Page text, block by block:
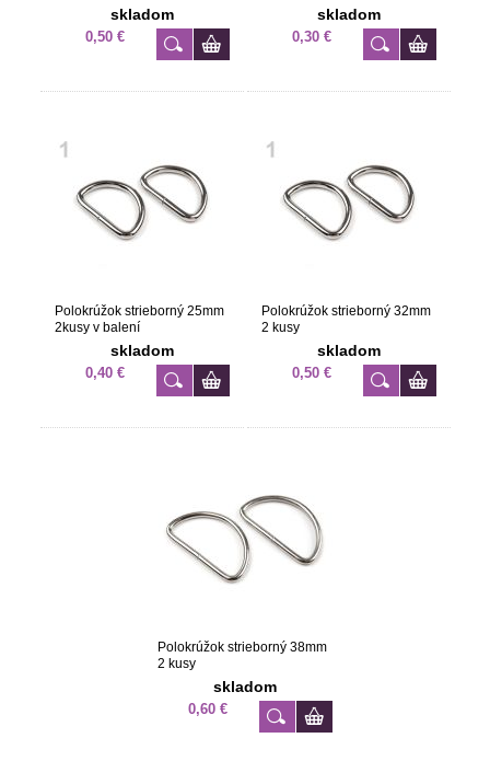
skladom
0,50 €
skladom
0,30 €
Polokrúžok strieborný 25mm
2kusy v balení
skladom
0,40 €
Polokrúžok strieborný 32mm
2 kusy
skladom
0,50 €
Polokrúžok strieborný 38mm
2 kusy
skladom
0,60 €